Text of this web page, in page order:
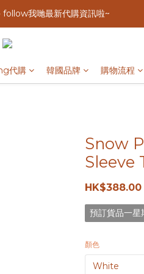
我哋最新代購資訊啦~
代購 韓國品牌 購物流程
Snow
Sleeve
HK$388.00
預訂貨品一
顏色